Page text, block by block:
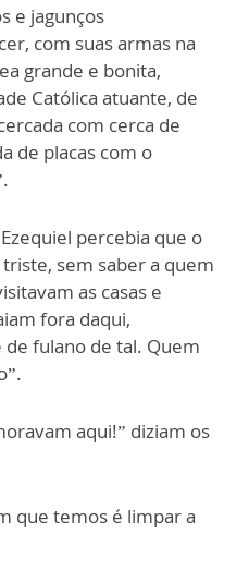
e jagunços
com suas armas na
grande e bonita,
Católica atuante, de
com cerca de
de placas com o
.
percebia que o
triste, sem saber a quem
as casas e
fora daqui,
de fulano de tal. Quem
aqui!” diziam os
que temos é limpar a